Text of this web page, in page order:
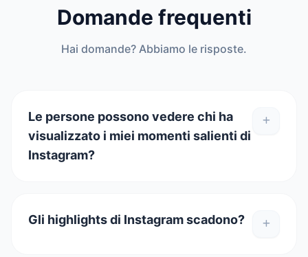
Domande frequenti
Hai domande? Abbiamo le risposte.
Le persone possono vedere chi ha
visualizzato i miei momenti salienti di
Instagram?
Gli highlights di Instagram scadono?